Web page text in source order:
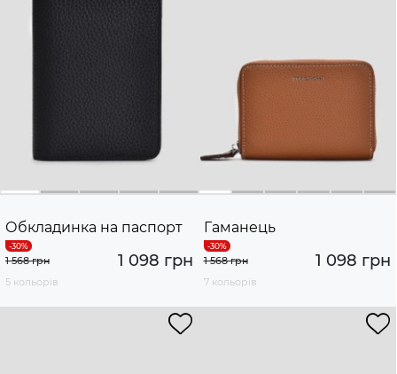
Обкладинка на паспорт
1 098 грн
1 568 грн
5 кольорів
Гаманець
1 098 грн
1 568 грн
7 кольорів